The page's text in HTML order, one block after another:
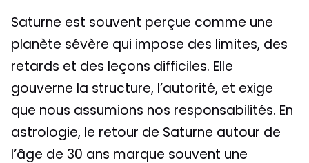
Saturne est souvent perçue comme une
planète sévère qui impose des limites, des
retards et des leçons difficiles. Elle
gouverne la structure, l’autorité, et exige
que nous assumions nos responsabilités. En
astrologie, le retour de Saturne autour de
l’âge de 30 ans marque souvent une